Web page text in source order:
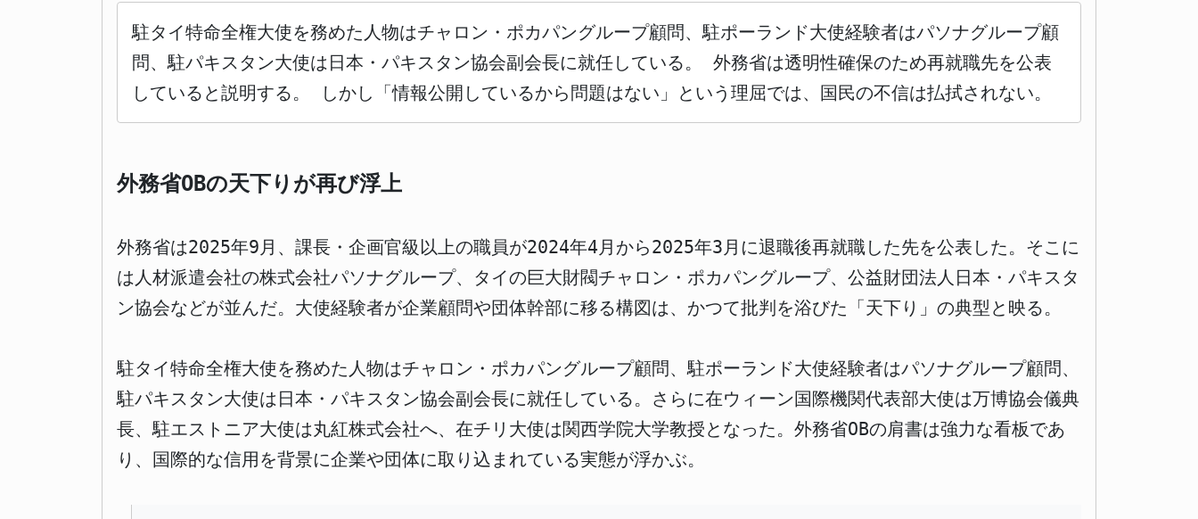
駐タイ特命全権大使を務めた人物はチャロン・ポカパングループ顧問、駐ポーランド大使経験者はパソナグループ顧
問、駐パキスタン大使は日本・パキスタン協会副会長に就任している。 外務省は透明性確保のため再就職先を公表
していると説明する。 しかし「情報公開しているから問題はない」という理屈では、国民の不信は払拭されない。
外務省OBの天下りが再び浮上
外務省は2025年9月、課長・企画官級以上の職員が2024年4月から2025年3月に退職後再就職した先を公表した。そこに
は人材派遣会社の株式会社パソナグループ、タイの巨大財閥チャロン・ポカパングループ、公益財団法人日本・パキスタ
ン協会などが並んだ。大使経験者が企業顧問や団体幹部に移る構図は、かつて批判を浴びた「天下り」の典型と映る。
駐タイ特命全権大使を務めた人物はチャロン・ポカパングループ顧問、駐ポーランド大使経験者はパソナグループ顧問、
駐パキスタン大使は日本・パキスタン協会副会長に就任している。さらに在ウィーン国際機関代表部大使は万博協会儀典
長、駐エストニア大使は丸紅株式会社へ、在チリ大使は関西学院大学教授となった。外務省OBの肩書は強力な看板であ
り、国際的な信用を背景に企業や団体に取り込まれている実態が浮かぶ。